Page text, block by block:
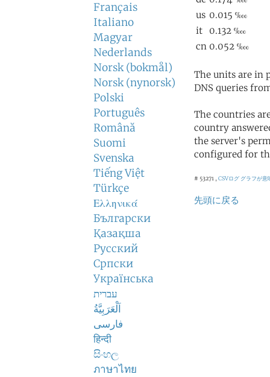
Français
Italiano
Magyar
Nederlands
Norsk (bokmål)
Norsk (nynorsk)
Polski
Português
Română
Suomi
Svenska
Tiếng Việt
Türkçe
Ελληνικά
Български
Қазақша
Русский
Српски
Українська
עברית
اَلْعَرَبِيَّةُ
فارسی
हिन्दी
සිංහල
ภาษาไทย
The units are in
DNS queries
The countries
country
the server's
configured for
# 53271 , CSVログ グラフが意
先頭に戻る